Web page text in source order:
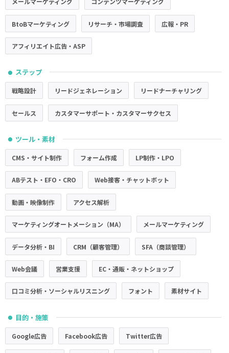
BtoBマーケティング リサーチ・市場調査 広報・PR
アフィリエイト広告・ASP
● ステップ
戦略設計 リードジェネレーション リードナーチャリング
セールス カスタマーサポート・カスタマーサクセス
● ツール・素材
CMS・サイト制作 フォーム作成 LP制作・LPO
ABテスト・EFO・CRO Web接客・チャットボット
動画・映像制作 アクセス解析
マーケティングオートメーション（MA） メールマーケティング
データ分析・BI CRM（顧客管理） SFA（商談管理）
Web会議 営業支援 EC・通販・ネットショップ
口コミ分析・ソーシャルリスニング フォント 素材サイト
● 目的・施策
Google広告 Facebook広告 Twitter広告